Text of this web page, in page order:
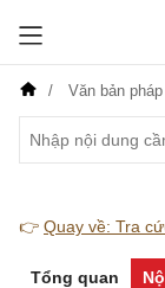
Văn bản
👉 Quay về: Tra
Tổng quan